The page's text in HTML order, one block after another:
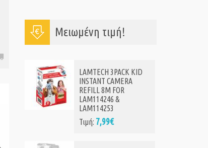
Μειωμένη τιμή!
LAMTECH 3PACK KID
INSTANT CAMERA
REFILL 8M FOR
LAM114246 &
LAM114253
Τιμή: 7,99€